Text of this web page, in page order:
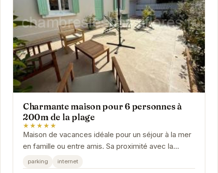
Charmante maison pour 6 personnes à
200m de la plage
★★★★★
Maison de vacances idéale pour un séjour à la mer
en famille ou entre amis. Sa proximité avec la
plage, son confort et sa capacité d’accueil...
parking internet